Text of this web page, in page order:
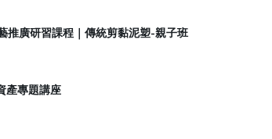
推廣研習課程｜傳統剪黏泥塑-親子班
產專題講座